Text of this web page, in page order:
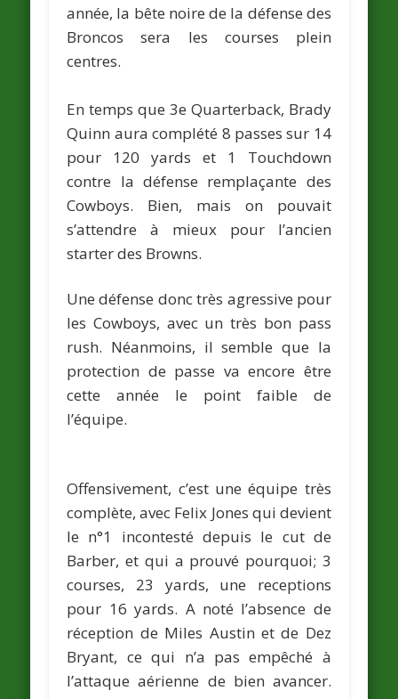
année, la bête noire de la défense des
Broncos sera les courses plein
centres.
En temps que 3e Quarterback, Brady
Quinn aura complété 8 passes sur 14
pour 120 yards et 1 Touchdown
contre la défense remplaçante des
Cowboys. Bien, mais on pouvait
s’attendre à mieux pour l’ancien
starter des Browns.
Une défense donc très agressive pour
les Cowboys, avec un très bon pass
rush. Néanmoins, il semble que la
protection de passe va encore être
cette année le point faible de
l’équipe.
Offensivement, c’est une équipe très
complète, avec Felix Jones qui devient
le n°1 incontesté depuis le cut de
Barber, et qui a prouvé pourquoi; 3
courses, 23 yards, une receptions
pour 16 yards. A noté l’absence de
réception de Miles Austin et de Dez
Bryant, ce qui n’a pas empêché à
l’attaque aérienne de bien avancer.